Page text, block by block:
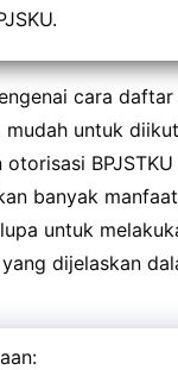
cara daftar
untuk
banyak
untuk
dijelaskan